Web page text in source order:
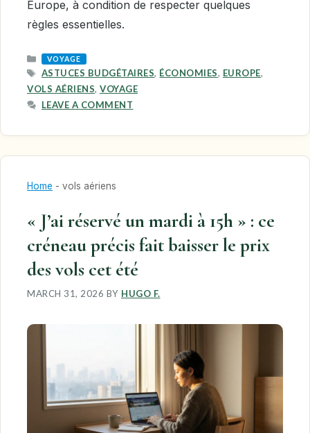
Europe, à condition de respecter quelques
règles essentielles.
CATEGORIES
VOYAGE
TAGS
ASTUCES BUDGÉTAIRES, ÉCONOMIES, EUROPE,
VOLS AÉRIENS, VOYAGE
LEAVE A COMMENT
Home - vols aériens
« J’ai réservé un mardi à 15h » : ce
créneau précis fait baisser le prix
des vols cet été
MARCH 31, 2026 BY HUGO F.